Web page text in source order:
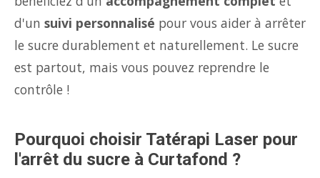
d'un suivi personnalisé pour vous aider à arrêter
le sucre durablement et naturellement. Le sucre
est partout, mais vous pouvez reprendre le
contrôle !
Pourquoi choisir Tatérapi Laser pour
l'arrêt du sucre à Curtafond ?